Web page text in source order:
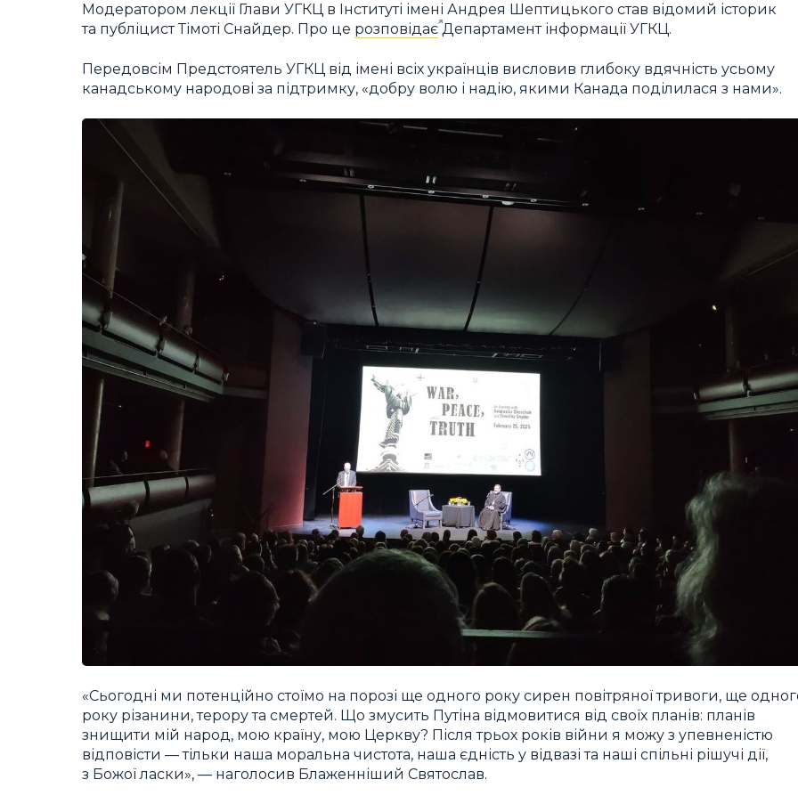
Модератором лекції Глави УГКЦ в Інституті імені Андрея Шептицького став відомий історик
та публіцист Тімоті Снайдер. Про це розповідаєДепартамент інформації УГКЦ.
Передовсім Предстоятель УГКЦ від імені всіх українців висловив глибоку вдячність усьому
канадському народові за підтримку, «добру волю і надію, якими Канада поділилася з нами».
«Сьогодні ми потенційно стоїмо на порозі ще одного року сирен повітряної тривоги, ще
року різанини, терору та смертей. Що змусить Путіна відмовитися від своїх планів: планів
знищити мій народ, мою країну, мою Церкву? Після трьох років війни я можу з упевненістю
відповісти — тільки наша моральна чистота, наша єдність у відвазі та наші спільні рішучі дії,
з Божої ласки», — наголосив Блаженніший Святослав.